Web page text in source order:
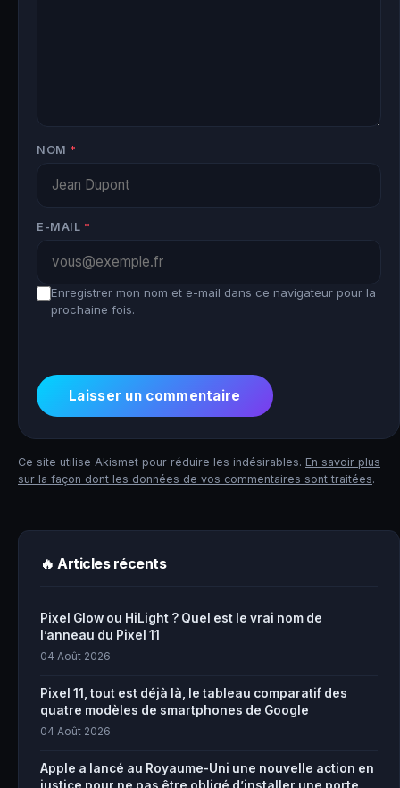
NOM *
E-MAIL *
Enregistrer mon nom et e-mail dans ce navigateur pour la
prochaine fois.
Ce site utilise Akismet pour réduire les indésirables. En savoir plus
sur la façon dont les données de vos commentaires sont traitées.
🔥 Articles récents
Pixel Glow ou HiLight ? Quel est le vrai nom de
l’anneau du Pixel 11
04 Août 2026
Pixel 11, tout est déjà là, le tableau comparatif des
quatre modèles de smartphones de Google
04 Août 2026
Apple a lancé au Royaume-Uni une nouvelle action en